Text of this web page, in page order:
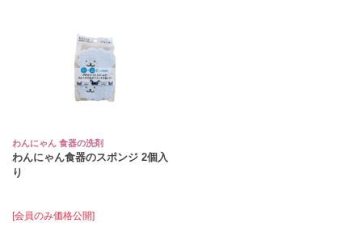
わんにゃん 食器の洗剤
わんにゃん食器のスポンジ 2個入
り
[会員のみ価格公開]